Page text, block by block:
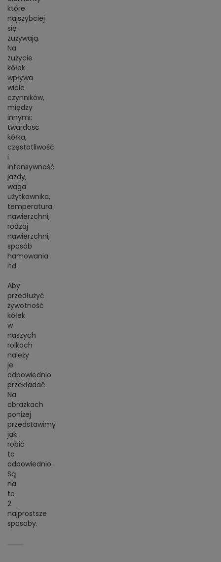
AKCESORIA
CZĘŚCI
ZAMIENNE
KASKI
KÓŁKA
ŁOŻYSKA
OCHRANIACZE
ODZIEŻ
OKULARY
TORBY/PLECAKI
WYPRZEDAŻ
CZĘŚCI
ZAMIENNE
ROWERY
SPRZĘT
OCHRONNY
ODZIEŻ
OBUWIE
WYPRZEDAŻ
MEDYCYNA
SPORTOWA
WYPRZEDAŻ
KOLEKCJE
SEZONOWE
GRY I CZĘŚCI
ZAMIENNE
PERSONALIZACJA
ODZIEŻY
SPORTREBEL
CUSTOM
TURNIEJE
WYPRZEDAŻ
które
najszybciej
się
zużywają.
Na
zużycie
kółek
wpływa
wiele
czynników,
między
innymi:
twardość
kółka,
częstotliwość
i
intensywność
jazdy,
waga
użytkownika,
temperatura
nawierzchni,
rodzaj
nawierzchni,
sposób
hamowania
itd.
Aby
przedłużyć
żywotność
kółek
w
naszych
rolkach
należy
je
odpowiednio
przekładać.
Na
obrazkach
poniżej
przedstawimy
jak
robić
to
odpowiednio.
Są
na
to
2
najprostsze
sposoby.